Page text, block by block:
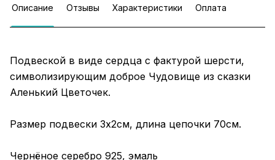
Описание Отзывы Характеристики Оплата
Подвеской в виде сердца с фактурой шерсти,
символизирующим доброе Чудовище из сказки
Аленький Цветочек.
Размер подвески 3х2см, длина цепочки 70см.
Чернёное серебро 925, эмаль